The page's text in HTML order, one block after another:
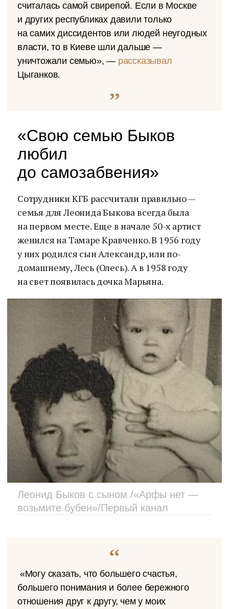
считалась самой свирепой. Если в Москве
и других республиках давили только
на самих диссидентов или людей неугодных
власти, то в Киеве шли дальше —
уничтожали семью», — рассказывал
Цыганков.
«Свою семью Быков
любил
до самозабвения»
Сотрудники КГБ рассчитали правильно —
семья для Леонида Быкова всегда была
на первом месте. Еще в начале 50-х артист
женился на Тамаре Кравченко. В 1956 году
у них родился сын Александр, или по-
домашнему, Лесь (Олесь). А в 1958 году
на свет появилась дочка Марьяна.
Леонид Быков с сыном /«Арфы нет —
возьмите бубен»/Первый канал
«Могу сказать, что большего счастья,
большего понимания и более бережного
отношения друг к другу, чем у моих